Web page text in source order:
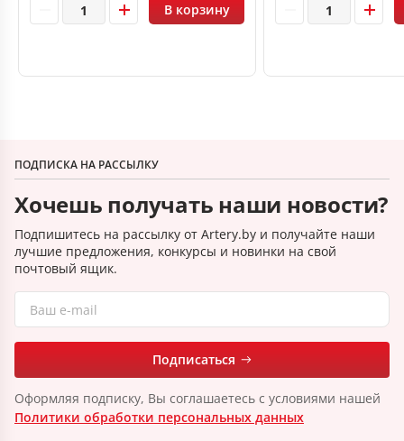
В корзину
ПОДПИСКА НА РАССЫЛКУ
Хочешь получать наши новости?
Подпишитесь на рассылку от Artery.by и получайте наши
лучшие предложения, конкурсы и новинки на свой
почтовый ящик.
Подписаться
Оформляя подписку, Вы соглашаетесь с условиями нашей
Политики обработки персональных данных